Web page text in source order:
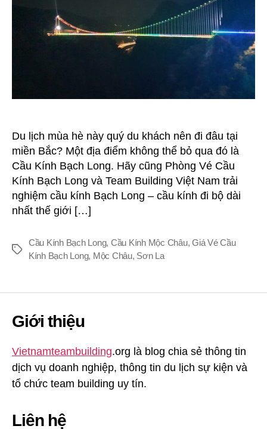
Du lịch mùa hè này quý du khách nên đi đâu tại
miền Bắc? Một địa điểm không thể bỏ qua đó là
Cầu Kính Bạch Long. Hãy cũng Phòng Vé Cầu
Kính Bạch Long và Team Building Việt Nam trải
nghiệm cầu kính Bạch Long – cầu kính đi bộ dài
nhất thế giới […]
Thẻ
Cầu Kính Bạch Long, Cầu Kính Mộc Châu,Giá Vé Cầu
Kính Bạch Long, Mộc Châu, Sơn La
Giới thiệu
Vietnamteambuilding.org là blog chia sẻ thông tin
dịch vụ doanh nghiệp, thông tin du lịch sự kiện và
tổ chức team building uy tín.
Liên hệ